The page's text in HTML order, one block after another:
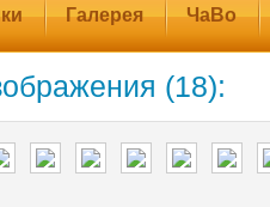
Галерея ЧаВо
(18):